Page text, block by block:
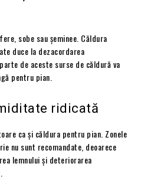
sobe sau șeminee. Căldura
duce la dezacordarea
de aceste surse de căldură va
pentru pian.
ridicată
ca și căldura pentru pian. Zonele
nu sunt recomandate, deoarece
lemnului și deteriorarea